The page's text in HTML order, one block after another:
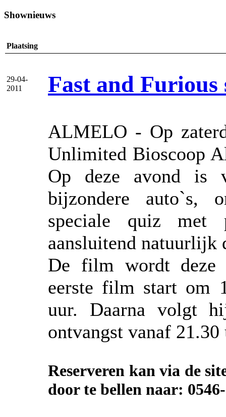
Shownieuws
Plaatsing
29-04-
2011
Fast and
ALMELO - Op
Unlimited Bioscoop
Op deze avond is
bijzondere auto`s,
speciale quiz met
aansluitend
De film wordt deze
eerste film start om
uur. Daarna volgt
ontvangst vanaf 21.30
Reserveren kan via de
door te bellen naar: